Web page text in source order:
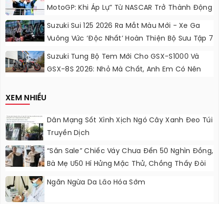
MotoGP: Khi Áp Lự” Từ NASCAR Trở Thành Động
Lực Ngọt Ngào
Suzuki Sui 125 2026 Ra Mắt Màu Mới - Xe Ga
Vuông Vức ‘độc Nhất’ Hoàn Thiện Bộ Sưu Tập 7
Sắc Cầu Vồng
Suzuki Tung Bộ Tem Mới Cho GSX-S1000 Và
GSX-8S 2026: Nhỏ Mà Chất, Anh Em Có Nên
XEM NHIỀU
Dân Mạng Sốt Xình Xịch Ngó Cây Xanh Đeo Túi
Truyền Dịch
“Săn Sale” Chiếc Váy Chưa Đến 50 Nghìn Đồng,
Bà Mẹ U50 Hí Hửng Mặc Thử, Chồng Thấy Đòi
Ngăn Ngừa Da Lão Hóa Sớm